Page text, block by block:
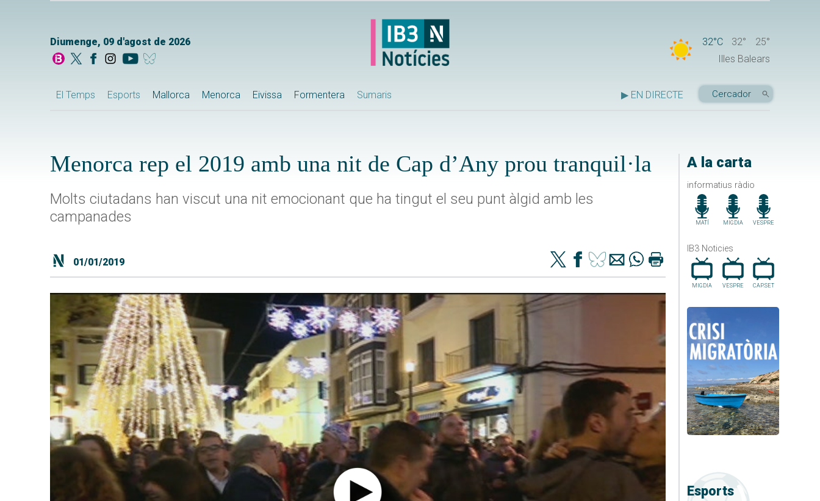
Diumenge, 09 d'agost de 2026 32°C 32°
25°
Illes Balears
El Temps Esports Mallorca Menorca Eivissa Formentera Sumaris ▶ EN DIRECTE
A la carta
informatius ràdio
MATÍ MIGDIA VESPRE
IB3 Noticies
MIGDIA VESPRE CAP.SET
Esports
Menorca rep el 2019 amb una nit de Cap d’Any prou tranquil·la
Molts ciutadans han viscut una nit emocionant que ha tingut el seu punt àlgid amb les
campanades
01/01/2019